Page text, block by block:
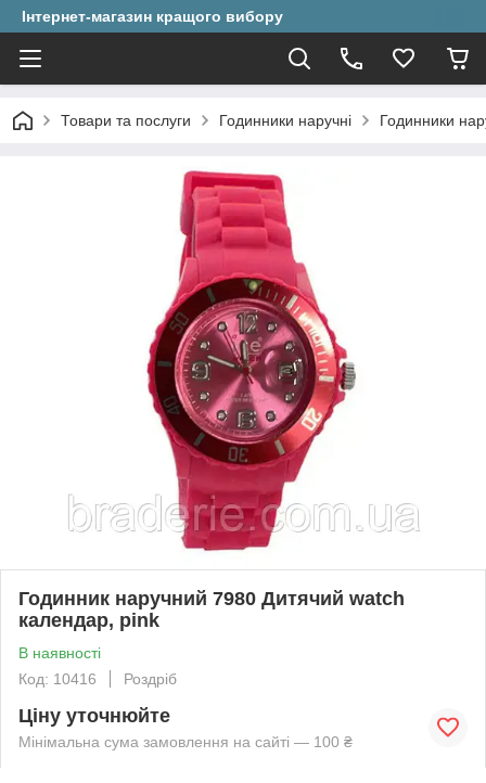
Інтернет-магазин кращого вибору
Товари та послуги Годинники наручні Годинники
Годинник наручний 7980 Дитячий watch
календар, pink
В наявності
Код: 10416
Роздріб
Ціну уточнюйте
Мінімальна сума замовлення на сайті — 100 ₴